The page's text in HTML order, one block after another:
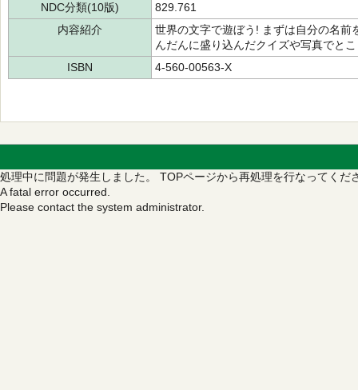
NDC分類(10版)
829.761
内容紹介
世界の文字で遊ぼう! まずは自分の名
んだんに盛り込んだクイズや写真でと
ISBN
4-560-00563-X
処理中に問題が発生しました。 TOPページから再処理を行なってくだ
A fatal error occurred.
Please contact the system administrator.